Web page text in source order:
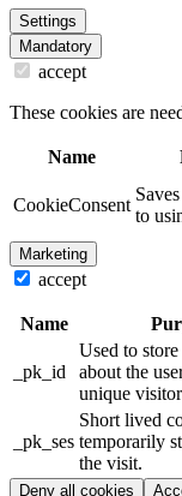
Settings
Mandatory
accept
These cookies are
Name
CookieConsent
to
Marketing
accept
Name
_pk_id
Used to
about the
unique
_pk_ses
Short lived
temporarily
the visit.
Deny all cookies